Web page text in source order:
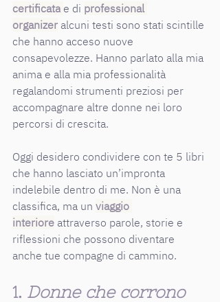
certificata e di professional
organizer alcuni testi sono stati scintille
che hanno acceso nuove
consapevolezze. Hanno parlato alla mia
anima e alla mia professionalità
regalandomi strumenti preziosi per
accompagnare altre donne nei loro
percorsi di crescita.
Oggi desidero condividere con te 5 libri
che hanno lasciato un’impronta
indelebile dentro di me. Non è una
classifica, ma un viaggio
interiore attraverso parole, storie e
riflessioni che possono diventare
anche tue compagne di cammino.
1. Donne che corrono